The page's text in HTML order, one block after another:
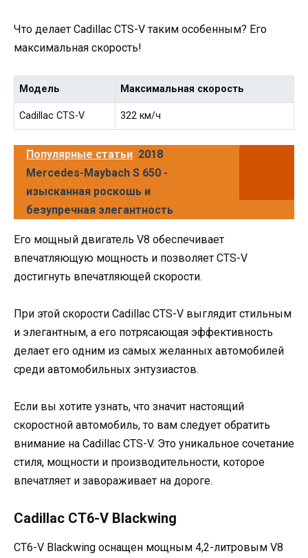
Что делает Cadillac CTS-V таким особенным? Его
максимальная скорость!
Модель Максимальная скорость
Cadillac CTS-V 322 км/ч
Популярные статьи 2018
Mercedes-Maybach S 650 -
изысканная роскошь и
безупречная элегантность
Его мощный двигатель V8 обеспечивает
впечатляющую мощность и позволяет CTS-V
достигнуть впечатляющей скорости.
При этой скорости Cadillac CTS-V выглядит стильным
и элегантным, а его потрясающая эффективность
делает его одним из самых желанных автомобилей
среди автомобильных энтузиастов.
Если вы хотите узнать, что значит настоящий
скоростной автомобиль, то вам следует обратить
внимание на Cadillac CTS-V. Это уникальное сочетание
стиля, мощности и производительности, которое
впечатляет и завораживает на дороге.
Cadillac CT6-V Blackwing
CT6-V Blackwing оснащен мощным 4,2-литровым V8